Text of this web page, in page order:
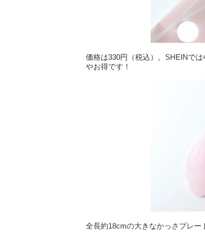
価格は330円（税込）。SHEINで
やお得です！
全長約18cmの大きなかっさプレー